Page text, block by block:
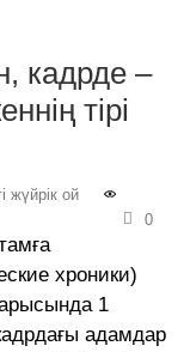
кадрде –
тірі
жүйрік ой
0
xроники)
1
адамдар